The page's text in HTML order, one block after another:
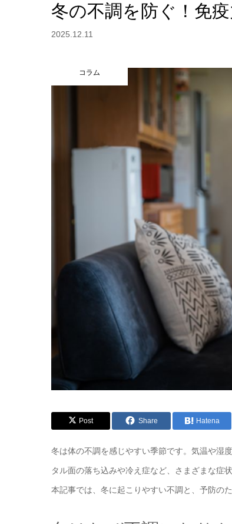
冬の不調を防ぐ！免
2025.12.11
コラム
Post Share Hatena
冬は体の不調を感じやすい季節です。気温や湿
タル面の落ち込みや冷え症など、さまざまな症状
本記事では、冬に起こりやすい不調と、予防の